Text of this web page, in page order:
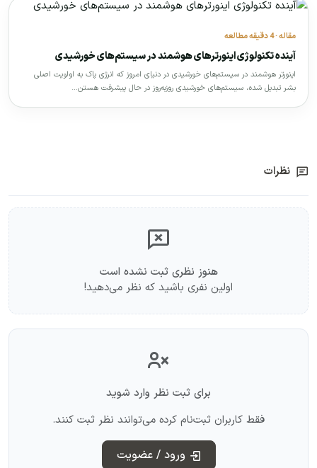
مقاله · 4 دقیقه مطالعه
آینده تکنولوژی اینورترهای هوشمند در سیستم‌های خورشیدی
اینورتر هوشمند در سیستم‌های خورشیدی در دنیای امروز که انرژی پاک به اولویت اصلی
بشر تبدیل شده، سیستم‌های خورشیدی روزبه‌روز در حال پیشرفت هستن…
نظرات
هنوز نظری ثبت نشده است
اولین نفری باشید که نظر می‌دهید!
برای ثبت نظر وارد شوید
فقط کاربران ثبت‌نام کرده می‌توانند نظر ثبت کنند.
ورود / عضویت